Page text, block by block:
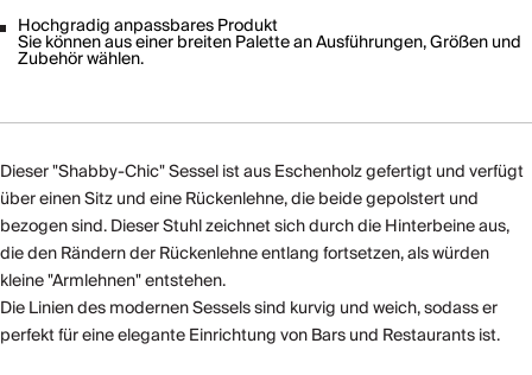
Hochgradig anpassbares Produkt
Sie können aus einer breiten Palette an Ausführungen, Größen und
Zubehör wählen.
Dieser "Shabby-Chic" Sessel ist aus Eschenholz gefertigt und verfügt
über einen Sitz und eine Rückenlehne, die beide gepolstert und
bezogen sind. Dieser Stuhl zeichnet sich durch die Hinterbeine aus,
die den Rändern der Rückenlehne entlang fortsetzen, als würden
kleine "Armlehnen" entstehen.
Die Linien des modernen Sessels sind kurvig und weich, sodass er
perfekt für eine elegante Einrichtung von Bars und Restaurants ist.